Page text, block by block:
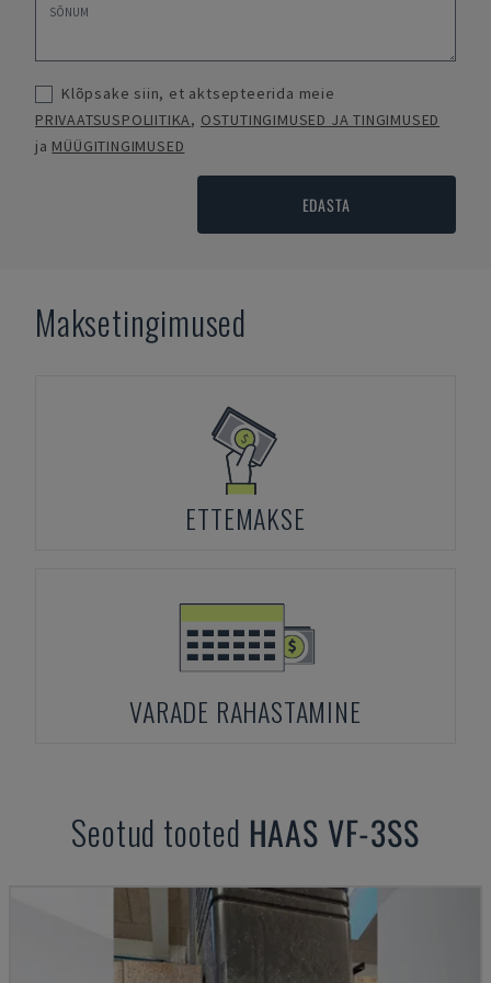
Klõpsake siin, et aktsepteerida meie
PRIVAATSUSPOLIITIKA, OSTUTINGIMUSED JA TINGIMUSED
ja MÜÜGITINGIMUSED
EDASTA
Maksetingimused
ETTEMAKSE
VARADE RAHASTAMINE
Seotud tooted HAAS VF-3SS